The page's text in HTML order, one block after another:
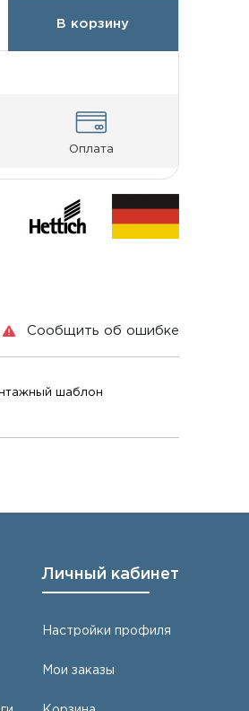
В корзину
Оплата
Сообщить об ошибке
шаблон
Личный кабинет
Настройки профиля
Мои заказы